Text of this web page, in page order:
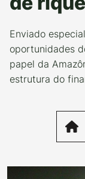
Enviado
oportunidades
papel da
estrutura do